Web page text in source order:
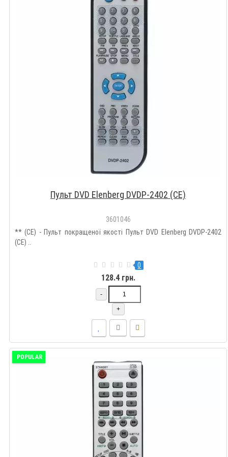
Пульт DVD Elenberg DVDP-2402 (CE)
3601046
** (CE) - Пульт покращеної якості Пульт DVD Elenberg DVDP-2402
(CE) ..
0
128.4 грн.
-
+
POPULAR